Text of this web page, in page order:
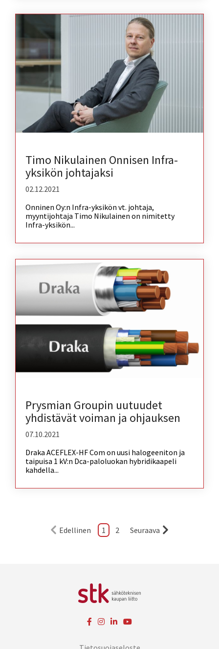
Timo Nikulainen Onnisen Infra-
yksikön johtajaksi
02.12.2021
Onninen Oy:n Infra-yksikön vt. johtaja,
myyntijohtaja Timo Nikulainen on nimitetty
Infra-yksikön...
Prysmian Groupin uutuudet
yhdistävät voiman ja ohjauksen
07.10.2021
Draka ACEFLEX-HF Com on uusi halogeeniton ja
taipuisa 1 kV:n Dca-paloluokan hybridikaapeli
kahdella...
Edellinen 1 2 Seuraava